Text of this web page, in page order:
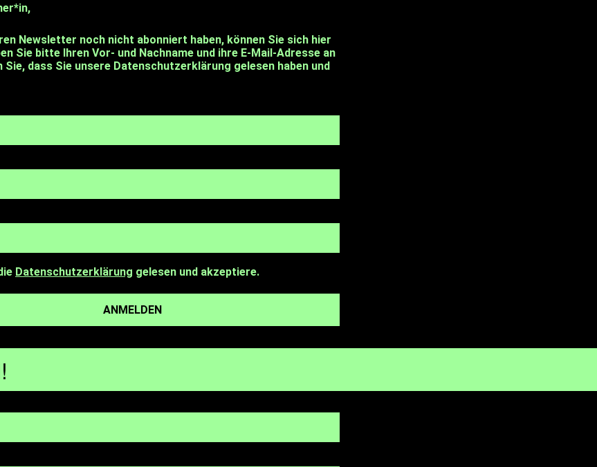
Newsletter noch nicht abonniert haben, können Sie sich hier
Sie bitte Ihren Vor- und Nachname und ihre E-Mail-Adresse an
Sie, dass Sie unsere Datenschutzerklärung gelesen haben und
Datenschutzerklärung gelesen und akzeptiere.
ANMELDEN